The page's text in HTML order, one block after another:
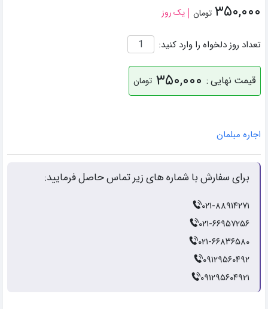
۳۵۰,۰۰۰ تومان یک روز
تعداد روز دلخواه را وارد کنید:
قیمت نهایی : ۳۵۰,۰۰۰ تومان
اجاره مبلمان
برای سفارش با شماره های زیر تماس حاصل فرمایید:
۰۲۱-۸۸۹۱۴۲۷۱
۰۲۱-۶۶۹۵۷۲۵۶
۰۲۱-۶۶۸۳۶۵۸۰
۰۹۱۲۹۵۶۰۴۹۲
۰۹۱۲۹۵۶۰۴۹۲۱